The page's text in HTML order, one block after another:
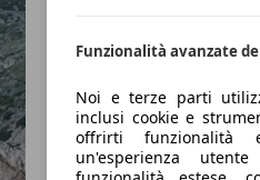
Funzionalità avanzate
Noi e terze parti
inclusi cookie e
offrirti
un'esperienza